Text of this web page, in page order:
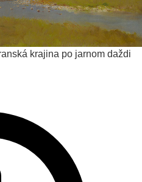
krajina po jarnom daždi